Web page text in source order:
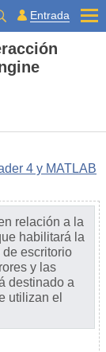
Entrada
4 y MATLAB
relación a la
habilitará la
de escritorio
y las
destinado a
utilizan el